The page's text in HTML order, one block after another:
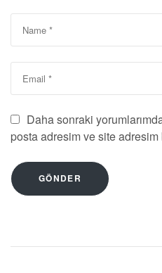
Daha sonraki
posta adresim ve site adresim
GÖNDER